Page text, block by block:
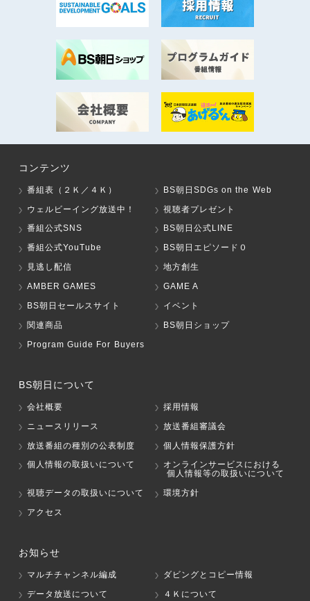
コンテンツ
番組表（２Ｋ／４Ｋ）
BS朝日SDGs on the Web
ウェルビーイング放送中！
視聴者プレゼント
番組公式SNS
BS朝日公式LINE
番組公式YouTube
BS朝日エピソード０
見逃し配信
地方創生
AMBER GAMES
GAME A
BS朝日セールスサイト
イベント
関連商品
BS朝日ショップ
Program Guide For Buyers
BS朝日について
会社概要
採用情報
ニュースリリース
放送番組審議会
放送番組の種別の公表制度
個人情報保護方針
個人情報の取扱いについて
オンラインサービスにおける
個人情報等の取扱いについて
視聴データの取扱いについて
環境方針
アクセス
お知らせ
マルチチャンネル編成
ダビングとコピー情報
データ放送について
４Ｋについて